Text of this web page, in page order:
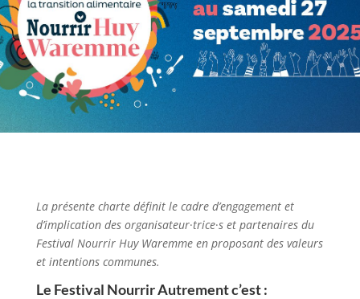
La présente charte définit le cadre d’engagement et
d’implication des organisateur·trice·s et partenaires du
Festival Nourrir Huy Waremme en proposant des valeurs
et intentions communes.
Le Festival Nourrir Autrement c’est :